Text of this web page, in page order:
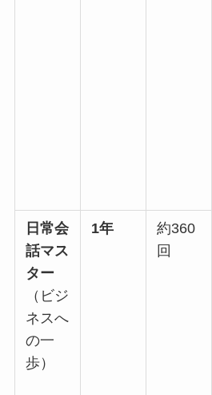
日常会
話マス
ター
（ビジ
ネスへ
の一
歩）
1年
約360
回